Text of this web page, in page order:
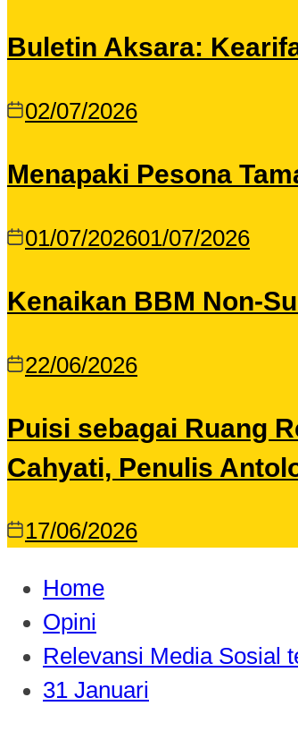
Buletin Aksara:
02/07/2026
Menapaki Pesona
01/07/202601/07/2026
Kenaikan BBM Non-
22/06/2026
Puisi sebagai Ruang
Cahyati, Penulis
17/06/2026
Home
Opini
Relevansi Media Sosial
31 Januari